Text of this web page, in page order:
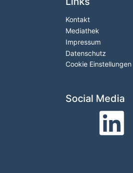
Kontakt
Mediathek
Impressum
Datenschutz
Cookie Einstellungen
Social Media